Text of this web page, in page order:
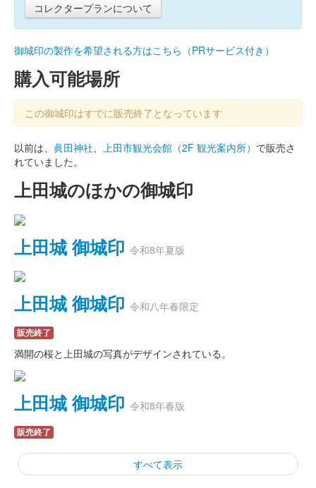
コレクタープランについて
御城印の製作を希望される方はこちら（PRサービス付き）
購入可能場所
この御城印はすでに販売終了となっています
以前は、 眞田神社、 上田市観光会館（2F 観光案内所） で販売さ
れていました。
上田城のほかの御城印
上田城 御城印 令和8年夏版
上田城 御城印 令和八年春限定
販売終了
満開の桜と上田城の写真がデザインされている。
上田城 御城印 令和8年春版
販売終了
すべて表示